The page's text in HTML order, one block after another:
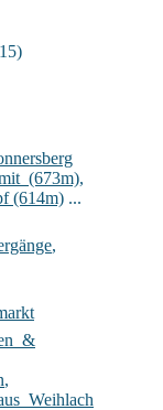
,
(614m) ...
,
,